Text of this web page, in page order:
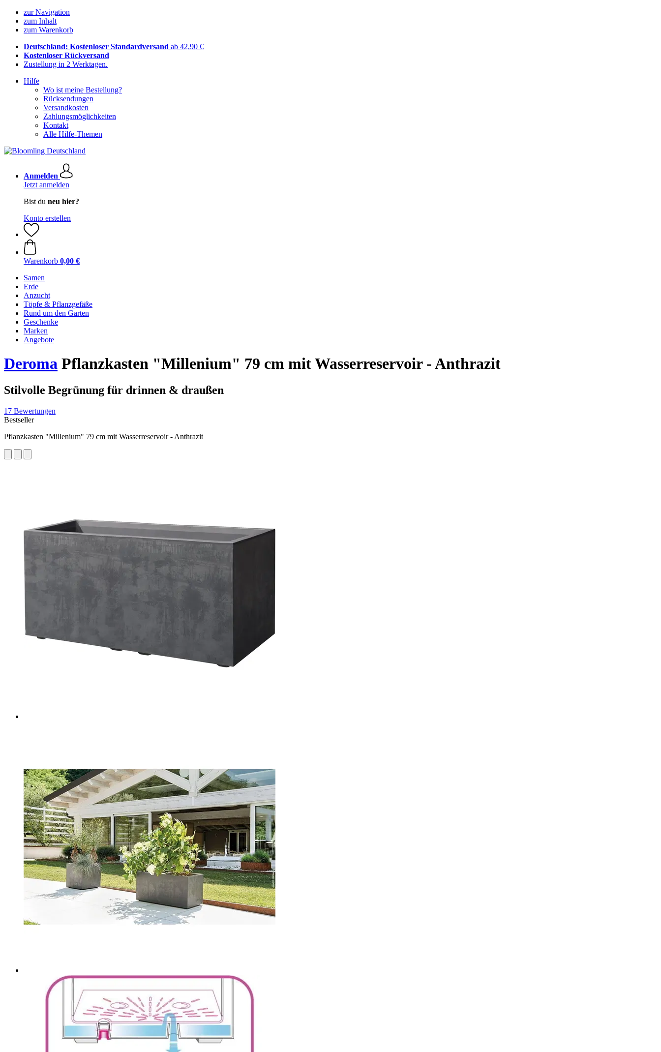
zur Navigation
zum Inhalt
zum Warenkorb
Deutschland: Kostenloser Standardversand ab 42,90 €
Kostenloser Rückversand
Zustellung in 2 Werktagen.
Hilfe
Wo ist meine Bestellung?
Rücksendungen
Versandkosten
Zahlungsmöglichkeiten
Kontakt
Alle Hilfe-Themen
Anmelden
Jetzt anmelden
Bist du neu hier?
Konto erstellen
Warenkorb 0,00 €
Samen
Erde
Anzucht
Töpfe & Pflanzgefäße
Rund um den Garten
Geschenke
Marken
Angebote
Deroma Pflanzkasten "Millenium" 79 cm mit Wasserreservoir - Anthrazit
Stilvolle Begrünung für drinnen & draußen
17 Bewertungen
Bestseller
Pflanzkasten "Millenium" 79 cm mit Wasserreservoir - Anthrazit